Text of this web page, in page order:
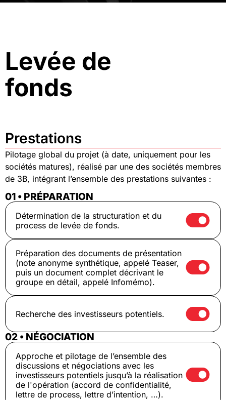
Levée de
fonds
Prestations
Pilotage global du projet (à date, uniquement pour les
sociétés matures), réalisé par une des sociétés membres
de 3B, intégrant l’ensemble des prestations suivantes :
01 • PRÉPARATION
Détermination de la structuration et du
process de levée de fonds.
Préparation des documents de présentation
(note anonyme synthétique, appelé Teaser,
puis un document complet décrivant le
groupe en détail, appelé Infomémo).
Recherche des investisseurs potentiels.
02 • NÉGOCIATION
Approche et pilotage de l’ensemble des
discussions et négociations avec les
investisseurs potentiels jusqu’à la réalisation
de l'opération (accord de confidentialité,
lettre de process, lettre d’intention, …).